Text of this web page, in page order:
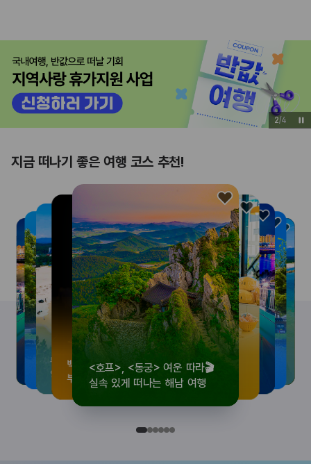
2/4
지금 떠나기 좋은 여행 코스 추천!
<호프>, <동궁> 여운 따라🎬
실속 있게 떠나는 해남 여행
로컬 감성 수집!
전국 로컬 기념품숍 3곳⭐
우리말이 더 재미있어지는
세종 한글 여행
숲길부터 천년 고찰까지!
마음에 쉼을 더하는 부안
뚜벅이 여행자 주목🚶
양양 1박 2일 코스
백제의 숨결을 따라,
부여에서 만나는 여름
<호프>, <동궁> 여운 따라🎬
실속 있게 떠나는 해남 여행
로컬 감성 수집!
전국 로컬 기념품숍 3곳⭐
우리말이 더 재미있어지는
세종 한글 여행
숲길부터 천년 고찰까지!
마음에 쉼을 더하는 부안
뚜벅이 여행자 주목🚶
양양 1박 2일 코스
백제의 숨결을 따라,
부여에서 만나는 여름
<호프>, <동궁> 여운 따라🎬
실속 있게 떠나는 해남 여행
로컬 감성 수집!
전국 로컬 기념품숍 3곳⭐
우리말이 더 재미있어지는
세종 한글 여행
숲길부터 천년 고찰까지!
마음에 쉼을 더하는 부안
뚜벅이 여행자 주목🚶
양양 1박 2일 코스
백제의 숨결을 따라,
부여에서 만나는 여름